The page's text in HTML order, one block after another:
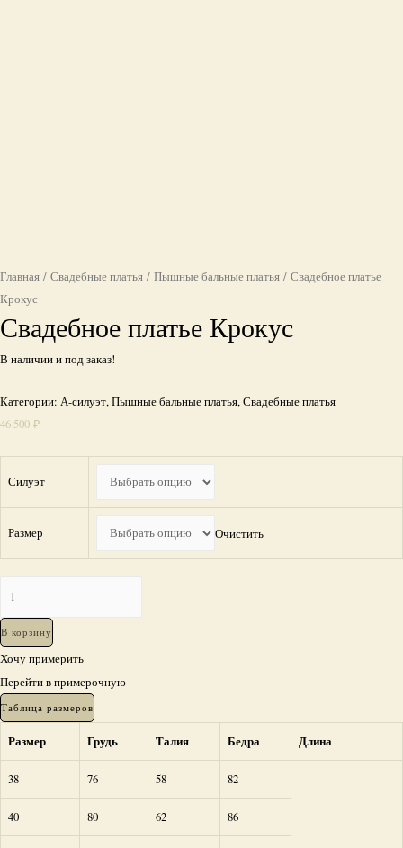
Главная / Свадебные платья / Пышные бальные платья / Свадебное платье
Крокус
Свадебное платье Крокус
В наличии и под заказ!
Категории: А-силуэт,Пышные бальные платья,Свадебные платья
46 500 ₽
Силуэт
Размер Очистить
платье
Крокус
В корзину
Хочу примерить
Перейти в примерочную
Таблица размеров
Размер Грудь Талия Бедра Длина
38 76 58 82
40 80 62 86